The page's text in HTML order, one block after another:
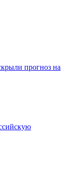
прогноз на